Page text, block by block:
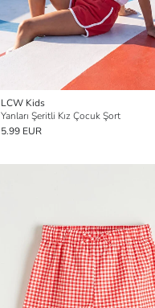
LCW Kids
Yanları Şeritli Kız Çocuk Şort
5.99 EUR